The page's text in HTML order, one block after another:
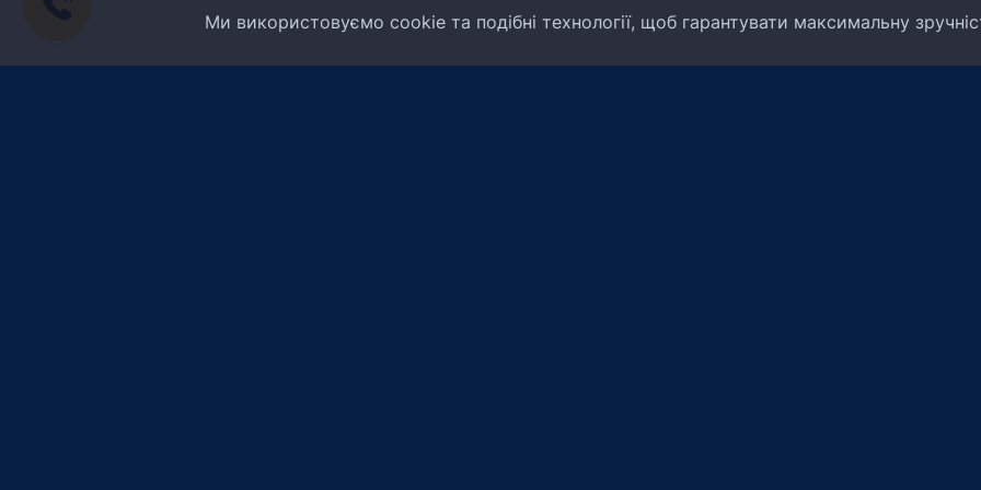
Ми використовуємо cookie та подібні технології, щоб гарантувати максимальну